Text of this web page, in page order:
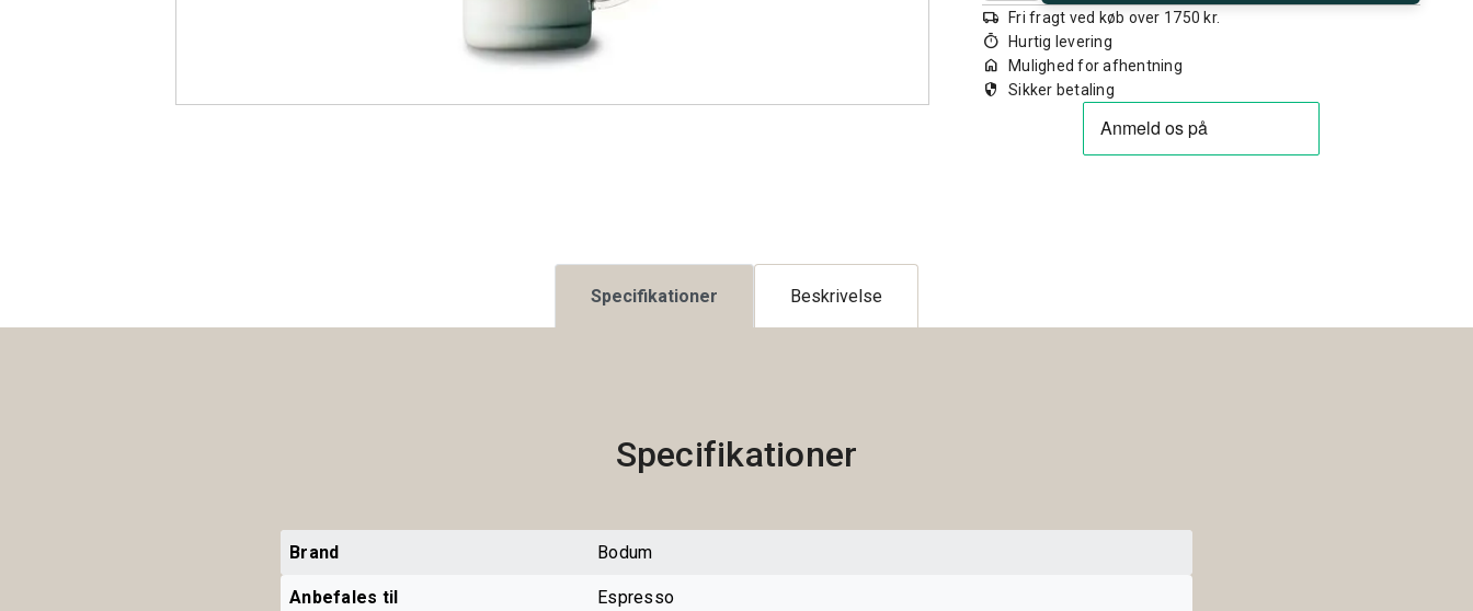
local_shipping Fri fragt ved køb over 1750 kr.
timer Hurtig levering
home Mulighed for afhentning
security Sikker betaling
Specifikationer Beskrivelse
Specifikationer
Brand Bodum
Anbefales til Espresso